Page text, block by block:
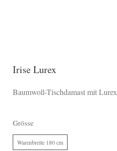
Irise Lurex
Baumwoll-Tischdamast mit Lurex
Grösse
Warenbreite 180 cm